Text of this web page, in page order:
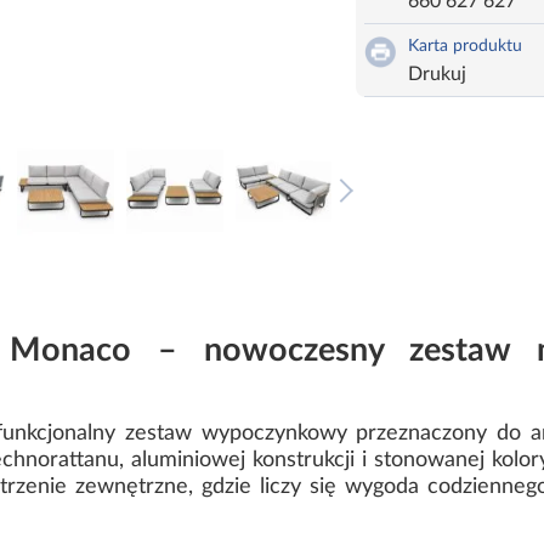
Karta produktu
Drukuj
– nowoczesny zestaw
zestaw wypoczynkowy przeznaczony do
aluminiowej konstrukcji i stonowanej
zewnętrzne, gdzie liczy się wygoda